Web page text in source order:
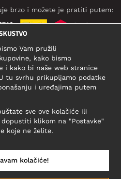
brzo i možete je pratiti putem:
MREŽE
ADRESA
EE-10117 Tallinn
12356245
Vam pružili
kako bismo
i kako bi naše web stranice
tu svrhu prikupljamo podatke
i uređajima putem
sve ove kolačiće ili
klikom na "Postavke"
koje ne želite.
kolačiće!